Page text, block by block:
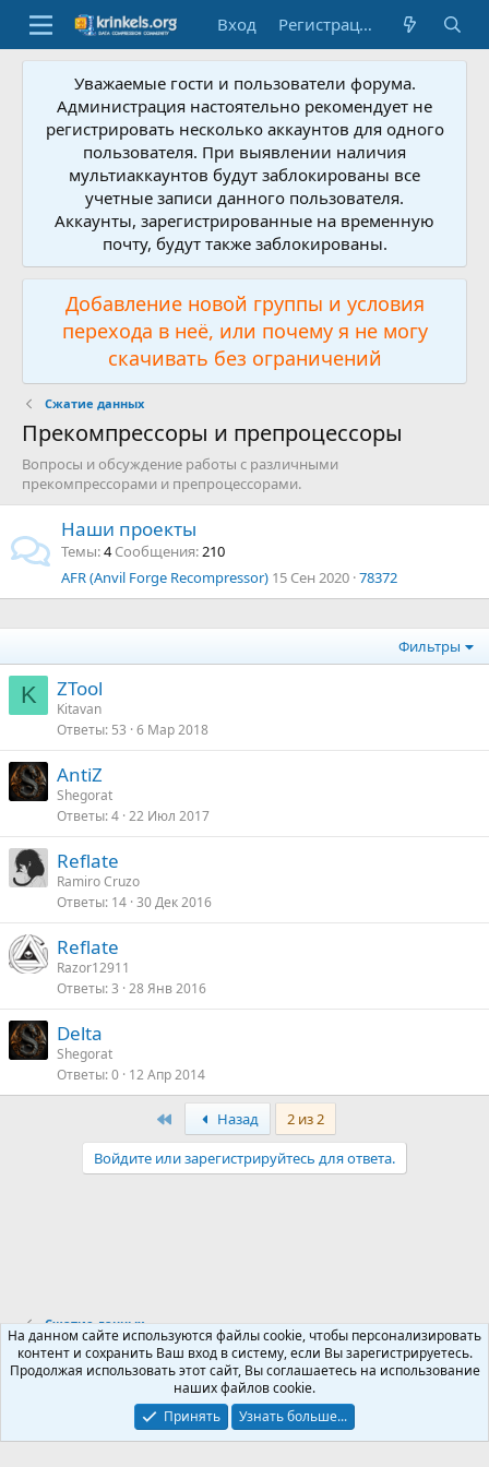
Вход Регистрация
Уважаемые гости и пользователи форума.
Администрация настоятельно рекомендует не
регистрировать несколько аккаунтов для одного
пользователя. При выявлении наличия
мультиаккаунтов будут заблокированы все
учетные записи данного пользователя.
Аккаунты, зарегистрированные на временную
почту, будут также заблокированы.
Добавление новой группы и условия
перехода в неё, или почему я не могу
скачивать без ограничений
Сжатие данных
Прекомпрессоры и препроцессоры
Вопросы и обсуждение работы с различными
прекомпрессорами и препроцессорами.
Наши проекты
Темы 4 Сообщения 210
AFR (Anvil Forge Recompressor) 15 Сен 2020 78372
Фильтры
K ZTool
Kitavan
Ответы 53 6 Мар 2018
AntiZ
Shegorat
Ответы 4 22 Июл 2017
Reflate
Ramiro Cruzo
Ответы 14 30 Дек 2016
Reflate
Razor12911
Ответы 3 28 Янв 2016
Delta
Shegorat
Ответы 0 12 Апр 2014
Назад
2 из 2
Войдите или зарегистрируйтесь для ответа.
Сжатие данных
Russian (RU)
Условия и правила
Политика конфиденциальности
Помощь
На данном сайте используются файлы cookie, чтобы персонализировать
контент и сохранить Ваш вход в систему, если Вы зарегистрируетесь.
Продолжая использовать этот сайт, Вы соглашаетесь на использование
наших файлов cookie.
Принять
Узнать больше...